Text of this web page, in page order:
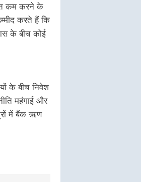
कम करने के
करते हैं कि
के बीच कोई
के बीच निवेश
महंगाई और
में बैंक ऋण